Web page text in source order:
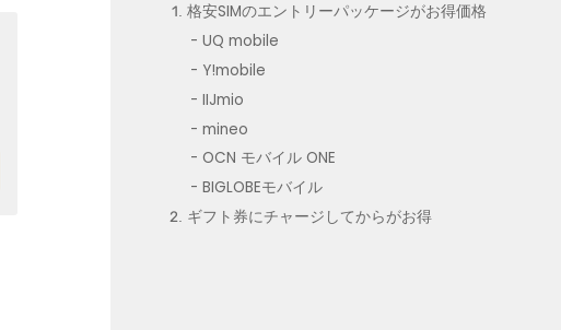
格安SIMのエントリーパッケージがお得価格
UQ mobile
Y!mobile
IIJmio
mineo
OCN モバイル ONE
BIGLOBEモバイル
ギフト券にチャージしてからがお得